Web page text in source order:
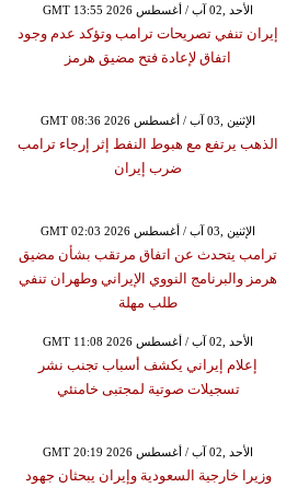
GMT 13:55 2026 الأحد ,02 آب / أغسطس
إيران تنفي تصريحات ترامب وتؤكد عدم وجود
اتفاق لإعادة فتح مضيق هرمز
GMT 08:36 2026 الإثنين ,03 آب / أغسطس
الذهب يرتفع مع هبوط النفط إثر إرجاء ترامب
ضرب إيران
GMT 02:03 2026 الإثنين ,03 آب / أغسطس
ترامب يتحدث عن اتفاق مرتقب بشأن مضيق
هرمز والبرنامج النووي الإيراني وطهران تنفي
طلب مهلة
GMT 11:08 2026 الأحد ,02 آب / أغسطس
إعلام إيراني يكشف أسباب تجنب نشر
تسجيلات صوتية لمجتبى خامنئي
GMT 20:19 2026 الأحد ,02 آب / أغسطس
وزيرا خارجية السعودية وإيران يبحثان جهود